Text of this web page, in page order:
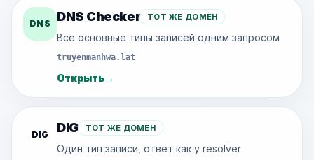
DNS DNS Checker ТОТ ЖЕ ДОМЕН
Все основные типы записей одним запросом
truyenmanhwa.lat
Открыть→
DIG DIG ТОТ ЖЕ ДОМЕН
Один тип записи, ответ как у resolver